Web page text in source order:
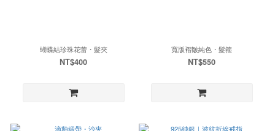
蝴蝶結珍珠花蕾・髮夾
NT$400
寬版褶皺純色・髮箍
NT$550